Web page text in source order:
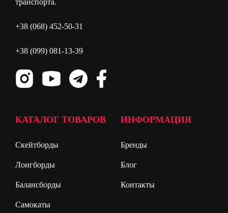
транспорта.
+38 (068) 452-50-31
+38 (099) 081-13-39
КАТАЛОГ ТОВАРОВ
Скейтборды
Лонгборды
Балансборды
Самокаты
ИНФОРМАЦИЯ
Бренды
Блог
Контакты